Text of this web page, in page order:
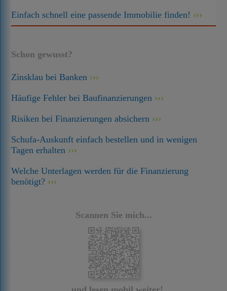
Einfach schnell eine passende Immobilie finden!
Schon gewusst?
Zinsklau bei Banken
Häufige Fehler bei Baufinanzierungen
Risiken bei Finanzierungen absichern
Schufa-Auskunft einfach bestellen und in wenigen
Tagen erhalten
Welche Unterlagen werden für die Finanzierung
benötigt?
Scannen Sie mich...